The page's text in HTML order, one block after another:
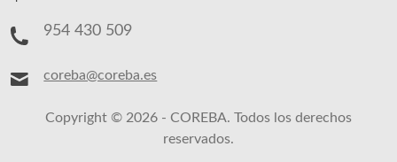
954 430 509
coreba@coreba.es
Copyright © 2026 - COREBA. Todos los derechos
reservados.